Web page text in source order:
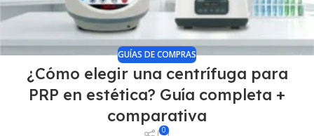
GUÍAS DE COMPRAS
¿Cómo elegir una centrífuga para
PRP en estética? Guía completa +
comparativa
0